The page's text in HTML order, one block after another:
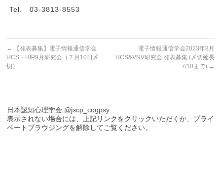
Tel. 03-3813-8553
←
【発表募集】電子情報通信学会
HCS・HIP9月研究会（７月10日〆
切）
電子情報通信学会2023年8月
HCS&VNV研究会 発表募集 (〆切延長
7/10まで) →
日本認知心理学会 @jscp_cogpsy
表示されない場合には、上記リンクをクリックいただくか、プライ
ベートブラウジングを解除してご覧ください。